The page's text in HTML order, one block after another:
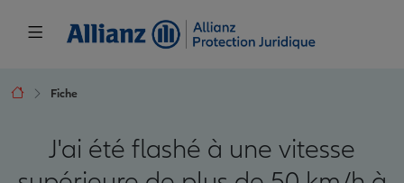
Fiche
J'ai été flashé à une vitesse